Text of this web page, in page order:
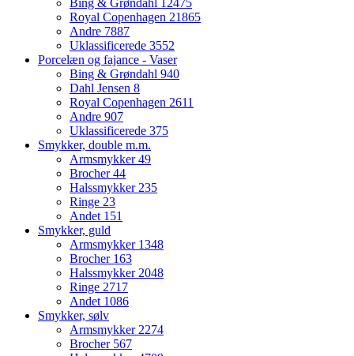
Bing & Grøndahl 12475
Royal Copenhagen 21865
Andre 7887
Uklassificerede 3552
Porcelæn og fajance - Vaser
Bing & Grøndahl 940
Dahl Jensen 8
Royal Copenhagen 2611
Andre 907
Uklassificerede 375
Smykker, double m.m.
Armsmykker49
Brocher44
Halssmykker235
Ringe 23
Andet 151
Smykker, guld
Armsmykker 1348
Brocher 163
Halssmykker2048
Ringe 2717
Andet 1086
Smykker, sølv
Armsmykker2274
Brocher 567